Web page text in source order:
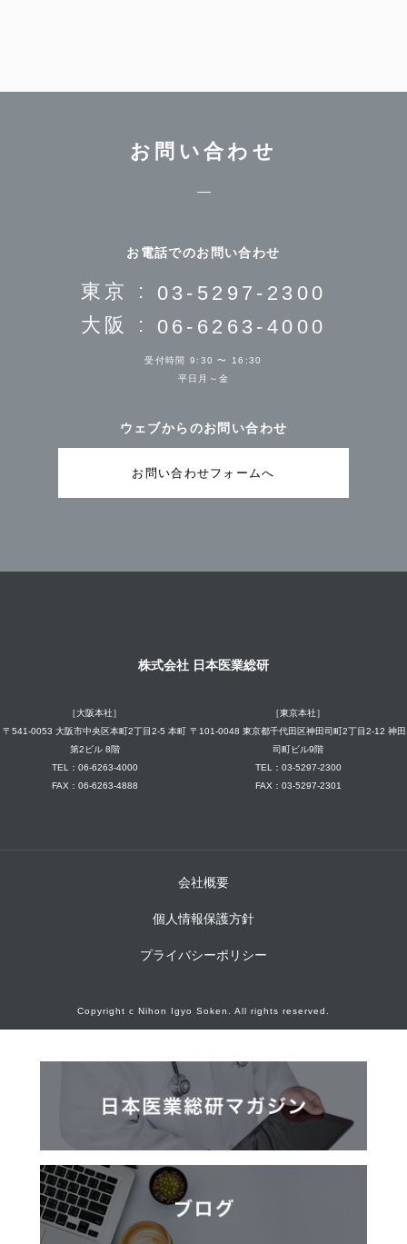
お問い合わせ
お電話でのお問い合わせ
東京 : 03-5297-2300
大阪 : 06-6263-4000
受付時間 9:30 〜 16:30
平日月～金
ウェブからのお問い合わせ
お問い合わせフォームへ
株式会社 日本医業総研
［大阪本社］
〒541-0053 大阪市中央区本町2丁目2-5 本町
第2ビル 8階
TEL：06-6263-4000
FAX：06-6263-4888
［東京本社］
〒101-0048 東京都千代田区神田司町2丁目2-12 神田
司町ビル9階
TEL：03-5297-2300
FAX：03-5297-2301
会社概要
個人情報保護方針
プライバシーポリシー
Copyright c Nihon Igyo Soken. All rights reserved.